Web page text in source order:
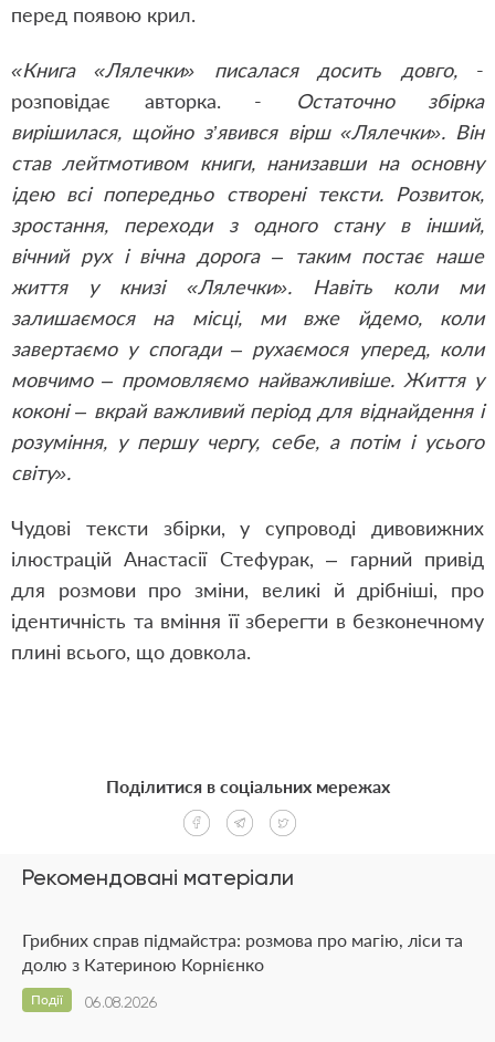
перед появою крил.
«Книга «Лялечки» писалася досить довго,-
розповідає авторка. -
Остаточно збірка
вирішилася, щойно з’явився вірш «Лялечки». Він
став лейтмотивом книги, нанизавши на основну
ідею всі попередньо створені тексти. Розвиток,
зростання, переходи з одного стану в інший,
вічний рух і вічна дорога – таким постає наше
життя у книзі «Лялечки». Навіть коли ми
залишаємося на місці, ми вже йдемо, коли
завертаємо у спогади – рухаємося уперед, коли
мовчимо – промовляємо найважливіше. Життя у
коконі – вкрай важливий період для віднайдення і
розуміння, у першу чергу, себе, а потім і усього
світу».
Чудові тексти збірки, у супроводі дивовижних
ілюстрацій Анастасії Стефурак, – гарний привід
для розмови про зміни, великі й дрібніші, про
ідентичність та вміння її зберегти в безконечному
плині всього, що довкола.
Рекомендовані матеріали
Грибних справ підмайстра: розмова про магію, ліси та
долю з Катериною Корнієнко
06.08.2026
Події
Поділитися в соціальних мережах